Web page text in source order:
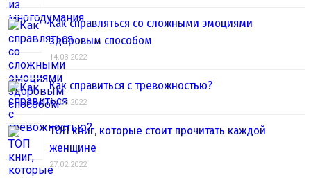
Как справляться со сложными эмоциями
здоровым способом
14.03.2022
Как справиться с тревожностью?
01.03.2022
ТОП книг, которые стоит прочитать каждой
женщине
27.02.2022